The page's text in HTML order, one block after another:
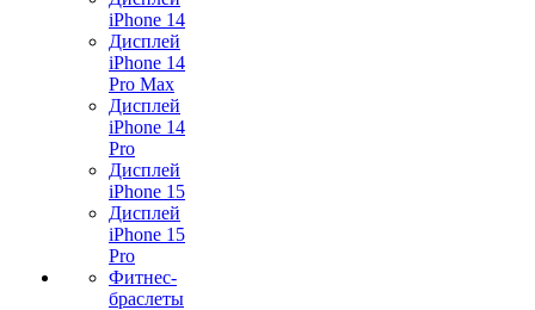
iPhone 14
Дисплей
iPhone 14
Pro Max
Дисплей
iPhone 14
Pro
Дисплей
iPhone 15
Дисплей
iPhone 15
Pro
Фитнес-
браслеты